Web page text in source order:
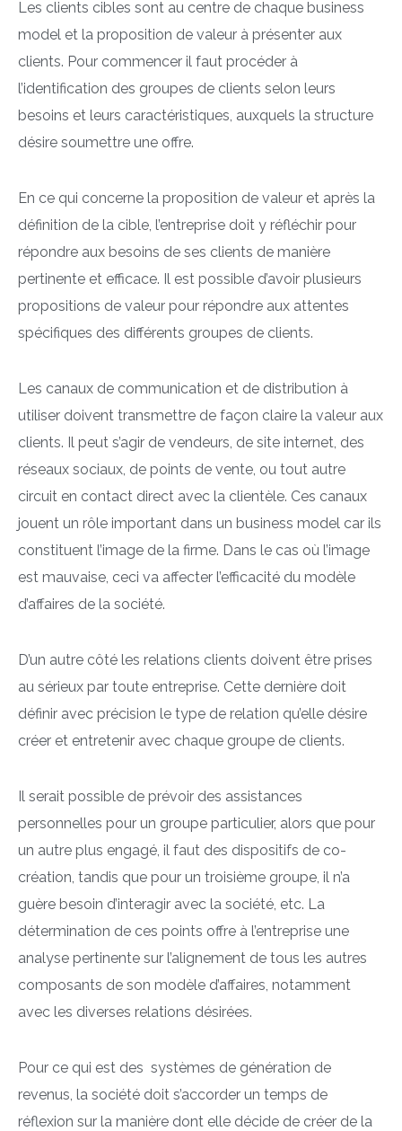
Les clients cibles sont au centre de chaque business
model et la proposition de valeur à présenter aux
clients. Pour commencer il faut procéder à
l’identification des groupes de clients selon leurs
besoins et leurs caractéristiques, auxquels la structure
désire soumettre une offre.
En ce qui concerne la proposition de valeur et après la
définition de la cible, l’entreprise doit y réfléchir pour
répondre aux besoins de ses clients de manière
pertinente et efficace. Il est possible d’avoir plusieurs
propositions de valeur pour répondre aux attentes
spécifiques des différents groupes de clients.
Les canaux de communication et de distribution à
utiliser doivent transmettre de façon claire la valeur aux
clients. Il peut s’agir de vendeurs, de site internet, des
réseaux sociaux, de points de vente, ou tout autre
circuit en contact direct avec la clientèle. Ces canaux
jouent un rôle important dans un business model car ils
constituent l’image de la firme. Dans le cas où l’image
est mauvaise, ceci va affecter l’efficacité du modèle
d’affaires de la société.
D’un autre côté les relations clients doivent être prises
au sérieux par toute entreprise. Cette dernière doit
définir avec précision le type de relation qu’elle désire
créer et entretenir avec chaque groupe de clients.
Il serait possible de prévoir des assistances
personnelles pour un groupe particulier, alors que pour
un autre plus engagé, il faut des dispositifs de co-
création, tandis que pour un troisième groupe, il n’a
guère besoin d’interagir avec la société, etc. La
détermination de ces points offre à l’entreprise une
analyse pertinente sur l’alignement de tous les autres
composants de son modèle d’affaires, notamment
avec les diverses relations désirées.
Pour ce qui est des systèmes de génération de
revenus, la société doit s’accorder un temps de
réflexion sur la manière dont elle décide de créer de la